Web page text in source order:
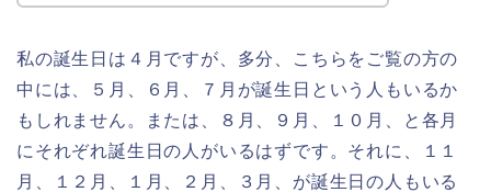
私の誕生日は４月ですが、多分、こちらをご覧の方の
中には、５月、６月、７月が誕生日という人もいるか
もしれません。または、８月、９月、１０月、と各月
にそれぞれ誕生日の人がいるはずです。それに、１１
月、１２月、１月、２月、３月、が誕生日の人もいる